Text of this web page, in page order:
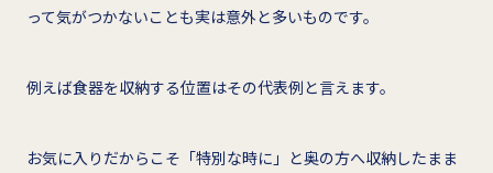
って気がつかないことも実は意外と多いものです。
例えば食器を収納する位置はその代表例と言えます。
お気に入りだからこそ「特別な時に」と奥の方へ収納したまま